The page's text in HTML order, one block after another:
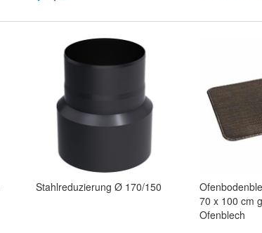
Stahlreduzierung Ø 170/150
70 x 100 cm
Ofenblech